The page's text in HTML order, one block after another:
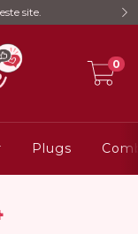
site.
0
Plugs